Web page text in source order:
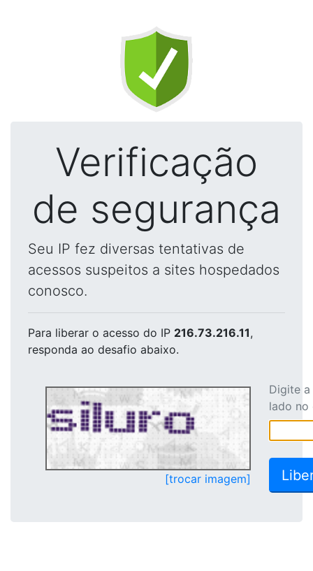
Verificação
de segurança
Seu IP fez diversas tentativas de
acessos suspeitos a sites hospedados
conosco.
Para liberar o acesso do IP 216.73.216.11,
responda ao desafio abaixo.
[trocar imagem]
Digite
lado no